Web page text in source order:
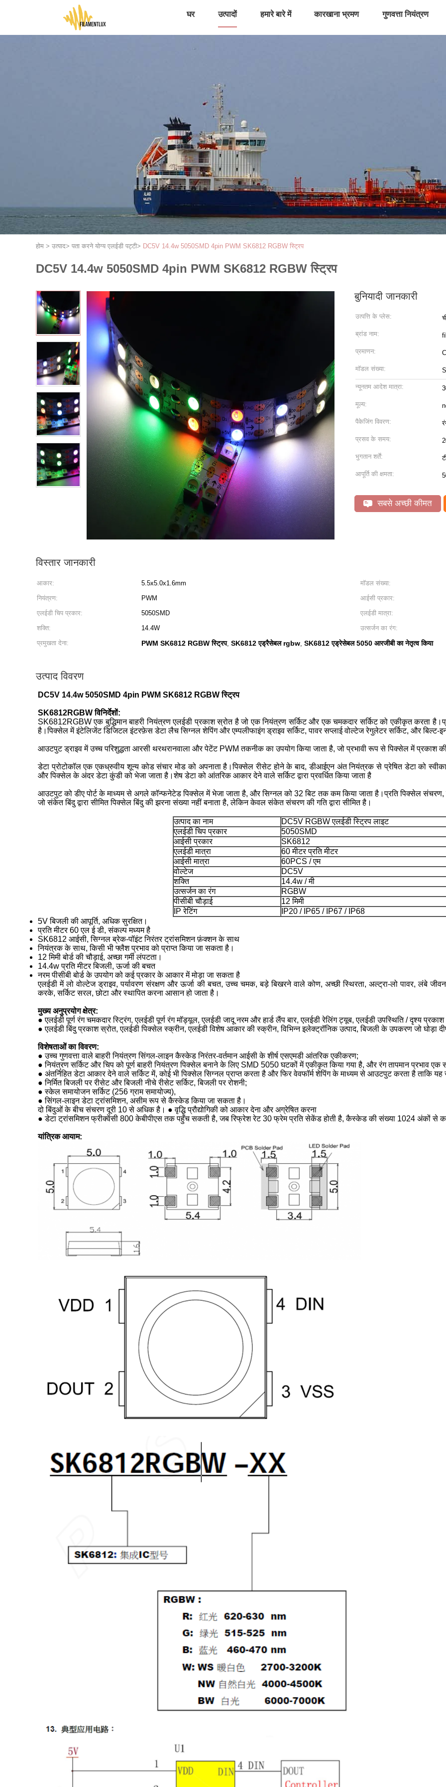
घर उत्पादों हमारे बारे में कारखाना भ्रमण गुणवत्ता नियंत्रण
होम > उत्पाद> पता करने योग्य एलईडी पट्टी> DC5V 14.4w 5050SMD 4pin PWM SK6812 RGBW स्ट्रिप
DC5V 14.4w 5050SMD 4pin PWM SK6812 RGBW स्ट्रिप
बुनियादी जानकारी
उत्पत्ति के प्लेस:
ब्रांड नाम:
प्रमाणन:
मॉडल संख्या:
न्यूनतम आदेश मात्रा:
मूल्य:
पैकेजिंग विवरण:
प्रसव के समय:
भुगतान शर्तें:
आपूर्ति की क्षमता:
सबसे अच्छी कीमत
विस्तार जानकारी
आकार: 5.5x5.0x1.6mm मॉडल संख्या:
नियंत्रण:
PWM आईसी प्रकार:
एलईडी चिप प्रकार:
5050SMD एलईडी मात्रा:
शक्ति:
14.4W उत्सर्जन का रंग:
प्रमुखता देना:
PWM SK6812 RGBW स्ट्रिप, SK6812 एड्रैसेबल rgbw, SK6812 एड्रेसेबल 5050 आरजीबी का नेतृत्व किया
उत्पाद विवरण
DC5V 14.4w 5050SMD 4pin PWM SK6812 RGBW स्ट्रिप
SK6812RGBW विनिर्देशों:
SK6812RGBW एक बुद्धिमान बाहरी नियंत्रण एलईडी प्रकाश स्रोत है जो एक नियंत्रण सर्किट और एक चमकदार सर्किट को एकीकृत करता
है।पिक्सेल में इंटेलिजेंट डिजिटल इंटरफ़ेस डेटा लैच सिग्नल शेपिंग और एम्पलीफाइंग ड्राइव सर्किट, पावर सप्लाई वोल्टेज रेगुलेटर सर्किट, और बिल्ट-
आउटपुट ड्राइव में उच्च परिशुद्धता आरसी थरथरानवाला और पेटेंट PWM तकनीक का उपयोग किया जाता है, जो प्रभावी रूप से पिक्सेल में प्रकाश
डेटा प्रोटोकॉल एक एकध्रुवीय शून्य कोड संचार मोड को अपनाता है।पिक्सेल रीसेट होने के बाद, डीआईएन अंत नियंत्रक से प्रेषित डेटा को
और पिक्सेल के अंदर डेटा कुंडी को भेजा जाता है।शेष डेटा को आंतरिक आकार देने वाले सर्किट द्वारा प्रवर्धित किया जाता है
आउटपुट को डीए पोर्ट के माध्यम से अगले कॉन्फनेटेड पिक्सेल में भेजा जाता है, और सिग्नल को 32 बिट तक कम किया जाता है।प्रति पिक्सेल
जो संकेत बिंदु द्वारा सीमित पिक्सेल बिंदु की झरना संख्या नहीं बनाता है, लेकिन केवल संकेत संचरण की गति द्वारा सीमित है।
उत्पाद का नाम
DC5V RGBW एलईडी स्ट्रिप लाइट
एलईडी चिप प्रकार
5050SMD
आईसी प्रकार
SK6812
एलईडी मात्रा
60 मीटर प्रति मीटर
आईसी मात्रा
60PCS / एम
वोल्टेज
DC5V
शक्ति
14.4w / मी
उत्सर्जन का रंग
RGBW
पीसीबी चौड़ाई
12 मिमी
IP रेटिंग
IP20 / IP65 / IP67 / IP68
5V बिजली की आपूर्ति, अधिक सुरक्षित।
प्रति मीटर 60 एल ई डी, संकल्प मध्यम है
SK6812 आईसी, सिग्नल ब्रेक-पॉइंट निरंतर ट्रांसमिशन फ़ंक्शन के साथ
नियंत्रक के साथ, किसी भी फ्लैश प्रभाव को प्राप्त किया जा सकता है।
12 मिमी बोर्ड की चौड़ाई, अच्छा गर्मी लंपटता।
14.4w प्रति मीटर बिजली, ऊर्जा की बचत
नरम पीसीबी बोर्ड के उपयोग को कई प्रकार के आकार में मोड़ा जा सकता है
एलईडी में लो वोल्टेज ड्राइव, पर्यावरण संरक्षण और ऊर्जा की बचत, उच्च चमक, बड़े बिखरने वाले कोण, अच्छी स्थिरता, अल्ट्रा-लो पावर, लंबे
करके, सर्किट सरल, छोटा और स्थापित करना आसान हो जाता है।
मुख्य अनुप्रयोग क्षेत्र:
● एलईडी पूर्ण रंग चमकदार स्ट्रिंग, एलईडी पूर्ण रंग मॉड्यूल, एलईडी जादू नरम और हार्ड लैंप बार, एलईडी रेलिंग ट्यूब, एलईडी उपस्थिति / दृश्य प्रकाश
● एलईडी बिंदु प्रकाश स्रोत, एलईडी पिक्सेल स्क्रीन, एलईडी विशेष आकार की स्क्रीन, विभिन्न इलेक्ट्रॉनिक उत्पाद, बिजली के उपकरण जो घोड़ा
विशेषताओं का विवरण:
● उच्च गुणवत्ता वाले बाहरी नियंत्रण सिंगल-लाइन कैस्केड निरंतर-वर्तमान आईसी के शीर्ष एसएमडी आंतरिक एकीकरण;
● नियंत्रण सर्किट और चिप को पूर्ण बाहरी नियंत्रण पिक्सेल बनाने के लिए SMD 5050 घटकों में एकीकृत किया गया है, और रंग तापमान प्रभाव
● अंतर्निहित डेटा आकार देने वाले सर्किट में, कोई भी पिक्सेल सिग्नल प्राप्त करता है और फिर वेवफॉर्म शेपिंग के माध्यम से आउटपुट करता है ताकि यह
● निर्मित बिजली पर रीसेट और बिजली नीचे रीसेट सर्किट, बिजली पर रोशनी;
● स्केल समायोजन सर्किट (256 ग्राम समायोज्य),
● सिंगल-लाइन डेटा ट्रांसमिशन, असीम रूप से कैस्केड किया जा सकता है।
दो बिंदुओं के बीच संचरण दूरी 10 से अधिक है। ● वृद्धि प्रौद्योगिकी को आकार देना और अग्रेषित करना
● डेटा ट्रांसमिशन फ्रीक्वेंसी 800 केबीपीएस तक पहुँच सकती है, जब रिफ्रेश रेट 30 फ्रेम प्रति सेकेंड होती है, कैस्केड की संख्या 1024 अंकों से कम
यांत्रिक आयाम: